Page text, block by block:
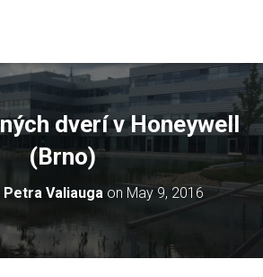
dverí v Honeywell
(Brno)
Petra Valiaugaon May 9, 2016